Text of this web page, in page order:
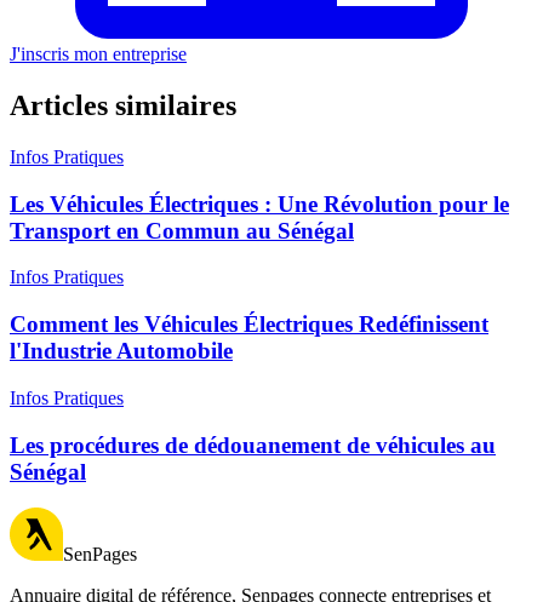
J'inscris mon entreprise
Articles similaires
Infos Pratiques
Les Véhicules Électriques : Une Révolution pour le
Transport en Commun au Sénégal
Infos Pratiques
Comment les Véhicules Électriques Redéfinissent
l'Industrie Automobile
Infos Pratiques
Les procédures de dédouanement de véhicules au
Sénégal
SenPages
Annuaire digital de référence, Senpages connecte entreprises et